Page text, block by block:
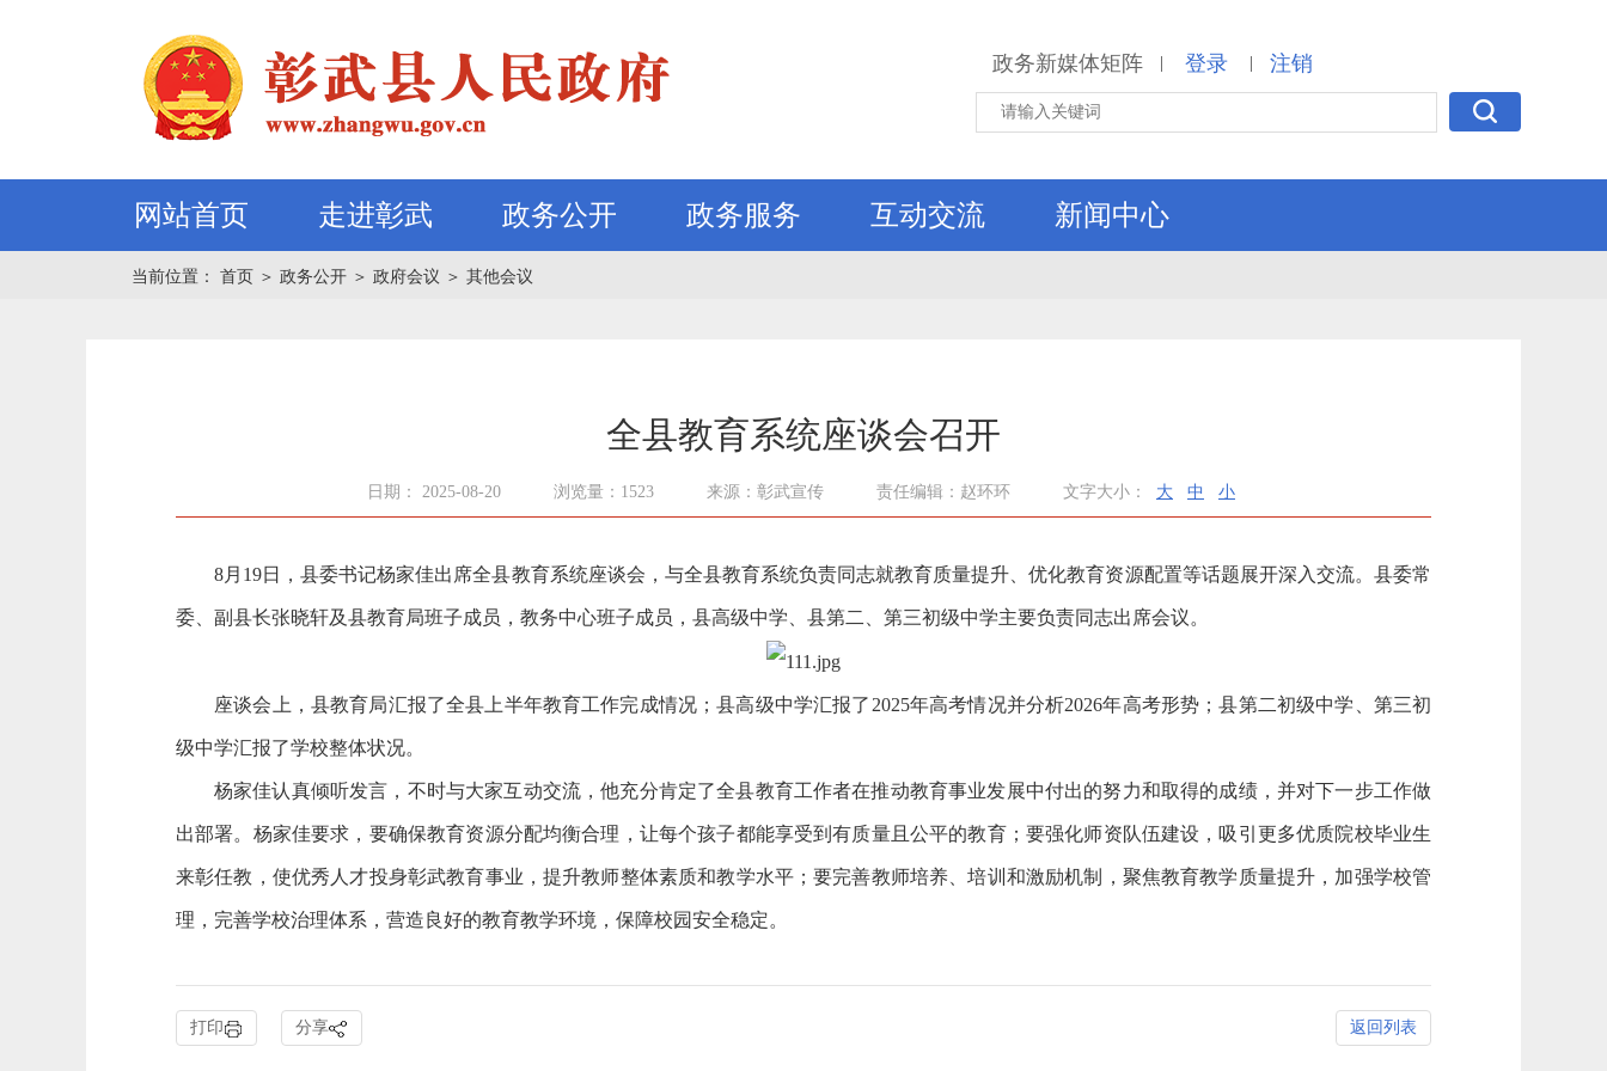
政务新媒体矩阵 | 登录 | 注销
网站首页 走进彰武 政务公开 政务服务 互动交流 新闻中心
当前位置： 首页 ＞ 政务公开 ＞ 政府会议 ＞ 其他会议
全县教育系统座谈会召开
日期： 2025-08-20 浏览量：1523 来源：彰武宣传 责任编辑：赵环环 文字大小： 大 中 小
8月19日，县委书记杨家佳出席全县教育系统座谈会，与全县教育系统负责同志就教育质量提升、优化教育资源配置等话题展开深入交流。县委常
委、副县长张晓轩及县教育局班子成员，教务中心班子成员，县高级中学、县第二、第三初级中学主要负责同志出席会议。
座谈会上，县教育局汇报了全县上半年教育工作完成情况；县高级中学汇报了2025年高考情况并分析2026年高考形势；县第二初级中学、第三初
级中学汇报了学校整体状况。
杨家佳认真倾听发言，不时与大家互动交流，他充分肯定了全县教育工作者在推动教育事业发展中付出的努力和取得的成绩，并对下一步工作做
出部署。杨家佳要求，要确保教育资源分配均衡合理，让每个孩子都能享受到有质量且公平的教育；要强化师资队伍建设，吸引更多优质院校毕业生
来彰任教，使优秀人才投身彰武教育事业，提升教师整体素质和教学水平；要完善教师培养、培训和激励机制，聚焦教育教学质量提升，加强学校管
理，完善学校治理体系，营造良好的教育教学环境，保障校园安全稳定。
打印 分享 返回列表